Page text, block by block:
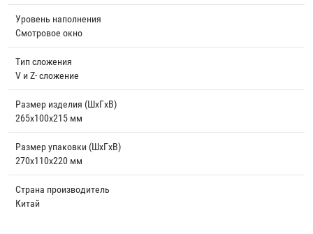
Уровень наполнения
Смотровое окно
Тип сложения
V и Z- сложение
Размер изделия (ШхГхВ)
265х100х215 мм
Размер упаковки (ШхГхВ)
270х110х220 мм
Страна производитель
Китай